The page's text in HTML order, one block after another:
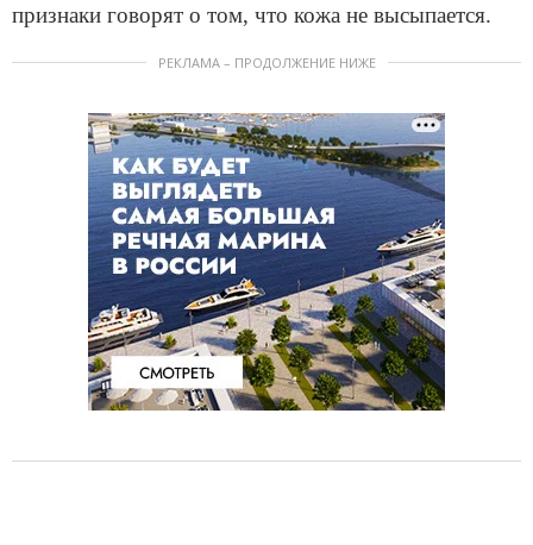
признаки говорят о том, что кожа не высыпается.
РЕКЛАМА – ПРОДОЛЖЕНИЕ НИЖЕ